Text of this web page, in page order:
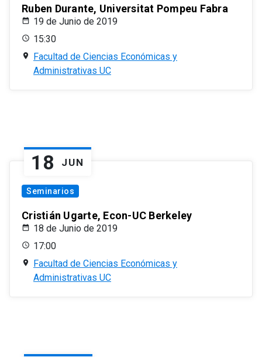
Ruben Durante, Universitat Pompeu Fabra
19 de Junio de 2019
15:30
Facultad de Ciencias Económicas y
Administrativas UC
18 JUN
Seminarios
Cristián Ugarte, Econ-UC Berkeley
18 de Junio de 2019
17:00
Facultad de Ciencias Económicas y
Administrativas UC